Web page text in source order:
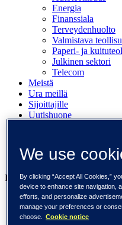
Energia
Finanssiala
Terveydenhuolto
Valmistava
Paperi- ja
Julkinen sektori
Telecom
Meistä
Ura meillä
Sijoittajille
Uutishuone
Näkemyksiä
Liiketoimintamme
Tieto Banktech
Tieto Caretech
Tieto Indtech
We use
By clicking “Accept All Cookies,”
device to enhance site navigation,
efforts, and personalize
manage your preferences or
choose.
Cookie notice